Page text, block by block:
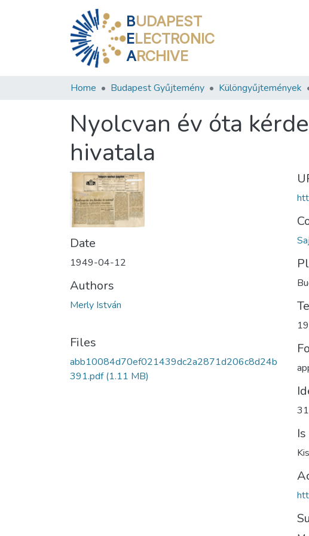
BUDAPEST
ELECTRONIC
ARCHIVE
Home Budapest Gyűjtemény Különgyűjtemények
Nyolcvan év óta
hivatala
Date
1949-04-12
Authors
Merly István
Files
abb10084d70ef021439dc2a2871d206c8d24b
391.pdf(1.11 MB)